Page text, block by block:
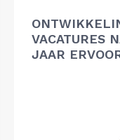
VACATURES
JAAR